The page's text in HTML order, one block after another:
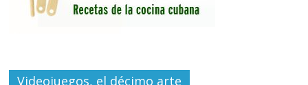
Videojuegos, el décimo arte